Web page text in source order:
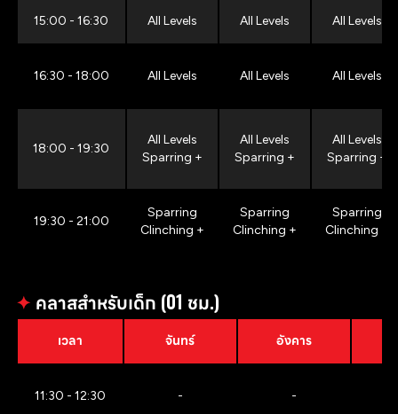
15:00 - 16:30 All Levels All Levels All Levels
16:30 - 18:00 All Levels All Levels All Levels
18:00 - 19:30
All Levels
Sparring +
All Levels
Sparring +
All Levels
Sparring +
19:30 - 21:00
Sparring
Clinching +
Sparring
Clinching +
Sparring
Clinching +
✦ คลาสสำหรับเด็ก (01 ชม.)
เวลา จันทร์ อังคาร
11:30 - 12:30 - -